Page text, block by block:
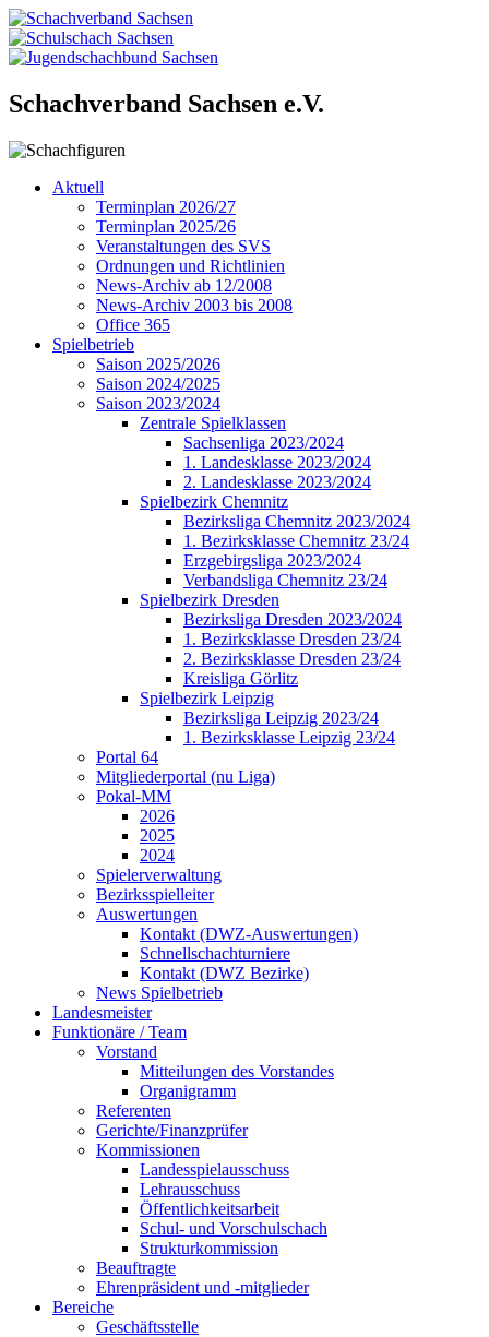
Schachverband Sachsen e.V.
Aktuell
Terminplan 2026/27
Terminplan 2025/26
Veranstaltungen des SVS
Ordnungen und Richtlinien
News-Archiv ab 12/2008
News-Archiv 2003 bis 2008
Office 365
Spielbetrieb
Saison 2025/2026
Saison 2024/2025
Saison 2023/2024
Zentrale Spielklassen
Sachsenliga 2023/2024
1. Landesklasse 2023/2024
2. Landesklasse 2023/2024
Spielbezirk Chemnitz
Bezirksliga Chemnitz 2023/2024
1. Bezirksklasse Chemnitz 23/24
Erzgebirgsliga 2023/2024
Verbandsliga Chemnitz 23/24
Spielbezirk Dresden
Bezirksliga Dresden 2023/2024
1. Bezirksklasse Dresden 23/24
2. Bezirksklasse Dresden 23/24
Kreisliga Görlitz
Spielbezirk Leipzig
Bezirksliga Leipzig 2023/24
1. Bezirksklasse Leipzig 23/24
Portal 64
Mitgliederportal (nu Liga)
Pokal-MM
2026
2025
2024
Spielerverwaltung
Bezirksspielleiter
Auswertungen
Kontakt (DWZ-Auswertungen)
Schnellschachturniere
Kontakt (DWZ Bezirke)
News Spielbetrieb
Landesmeister
Funktionäre / Team
Vorstand
Mitteilungen des Vorstandes
Organigramm
Referenten
Gerichte/Finanzprüfer
Kommissionen
Landesspielausschuss
Lehrausschuss
Öffentlichkeitsarbeit
Schul- und Vorschulschach
Strukturkommission
Beauftragte
Ehrenpräsident und -mitglieder
Bereiche
Geschäftsstelle